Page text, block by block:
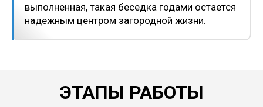
выполненная, такая беседка годами остается
надежным центром загородной жизни.
ЭТАПЫ РАБОТЫ